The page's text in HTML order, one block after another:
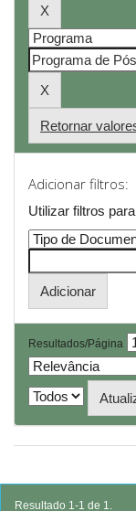
Retornar
Adicionar filtros:
Utilizar filtros
Resultados/Página
Resultado 1-1 de 1.